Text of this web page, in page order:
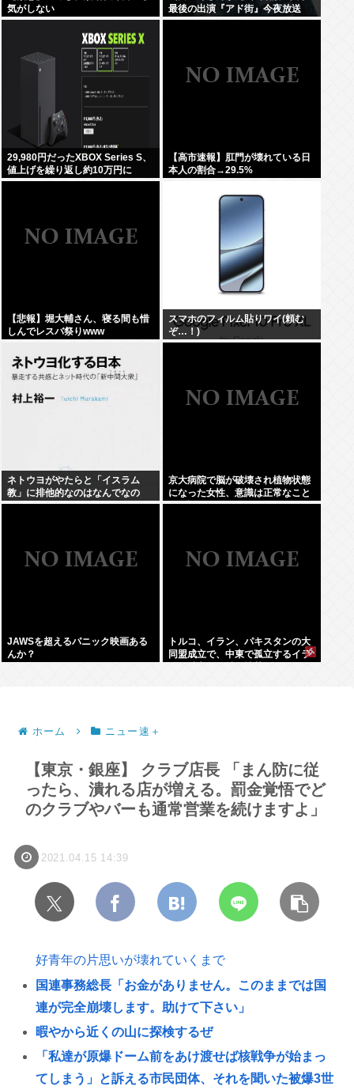
気がしない
最後の出演『アド街』今夜放送
29,980円だったXBOX Series S、
値上げを繰り返し約10万円に
【高市速報】肛門が壊れている日
本人の割合→29.5%
【悲報】堀大輔さん、寝る間も惜
しんでレスバ祭りwww
スマホのフィルム貼りワイ(頼む
ぞ…！)
ネトウヨがやたらと「イスラム
教」に排他的なのはなんでなの
京大病院で脳が破壊され植物状態
になった女性、意識は正常なこと
が確認されおわる
JAWSを超えるパニック映画ある
んか？
トルコ、イラン、パキスタンの大
同盟成立で、中東で孤立するイラ
ホーム ニュー速＋
【東京・銀座】 クラブ店長 「まん防に従
ったら、潰れる店が増える。罰金覚悟でど
のクラブやバーも通常営業を続けますよ」
2021.04.15 14:39
好青年の片思いが壊れていくまで
国連事務総長「お金がありません。このままでは国
連が完全崩壊します。助けて下さい」
暇やから近くの山に探検するぜ
「私達が原爆ドーム前をあけ渡せば核戦争が始まっ
てしまう」と訴える市民団体、それを聞いた被爆3世